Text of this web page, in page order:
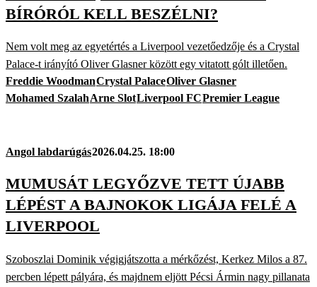
BÍRÓRÓL KELL BESZÉLNI?
Nem volt meg az egyetértés a Liverpool vezetőedzője és a Crystal
Palace-t irányító Oliver Glasner között egy vitatott gólt illetően.
Freddie WoodmanCrystal PalaceOliver Glasner
Mohamed SzalahArne SlotLiverpool FCPremier League
Angol labdarúgás2026.04.25. 18:00
MUMUSÁT LEGYŐZVE TETT ÚJABB
LÉPÉST A BAJNOKOK LIGÁJA FELÉ A
LIVERPOOL
Szoboszlai Dominik végigjátszotta a mérkőzést, Kerkez Milos a 87.
percben lépett pályára, és majdnem eljött Pécsi Ármin nagy pillanata